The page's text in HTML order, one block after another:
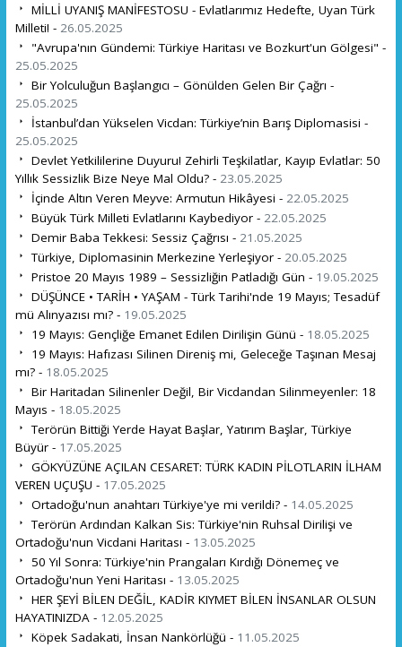
MİLLİ UYANIŞ MANİFESTOSU - Evlatlarımız Hedefte, Uyan Türk
Milleti! - 26.05.2025
"Avrupa'nın Gündemi: Türkiye Haritası ve Bozkurt'un Gölgesi" -
25.05.2025
Bir Yolculuğun Başlangıcı – Gönülden Gelen Bir Çağrı -
25.05.2025
İstanbul’dan Yükselen Vicdan: Türkiye’nin Barış Diplomasisi -
25.05.2025
Devlet Yetkililerine Duyuru! Zehirli Teşkilatlar, Kayıp Evlatlar: 50
Yıllık Sessizlik Bize Neye Mal Oldu? - 23.05.2025
İçinde Altın Veren Meyve: Armutun Hikâyesi - 22.05.2025
Büyük Türk Milleti Evlatlarını Kaybediyor - 22.05.2025
Demir Baba Tekkesi: Sessiz Çağrısı - 21.05.2025
Türkiye, Diplomasinin Merkezine Yerleşiyor - 20.05.2025
Pristoe 20 Mayıs 1989 – Sessizliğin Patladığı Gün - 19.05.2025
DÜŞÜNCE • TARİH • YAŞAM - Türk Tarihi'nde 19 Mayıs; Tesadüf
mü Alınyazısı mı? - 19.05.2025
19 Mayıs: Gençliğe Emanet Edilen Dirilişin Günü - 18.05.2025
19 Mayıs: Hafızası Silinen Direniş mi, Geleceğe Taşınan Mesaj
mı? - 18.05.2025
Bir Haritadan Silinenler Değil, Bir Vicdandan Silinmeyenler: 18
Mayıs - 18.05.2025
Terörün Bittiği Yerde Hayat Başlar, Yatırım Başlar, Türkiye
Büyür - 17.05.2025
GÖKYÜZÜNE AÇILAN CESARET: TÜRK KADIN PİLOTLARIN İLHAM
VEREN UÇUŞU - 17.05.2025
Ortadoğu'nun anahtarı Türkiye'ye mi verildi? - 14.05.2025
Terörün Ardından Kalkan Sis: Türkiye'nin Ruhsal Dirilişi ve
Ortadoğu'nun Vicdani Haritası - 13.05.2025
50 Yıl Sonra: Türkiye'nin Prangaları Kırdığı Dönemeç ve
Ortadoğu'nun Yeni Haritası - 13.05.2025
HER ŞEYİ BİLEN DEĞİL, KADİR KIYMET BİLEN İNSANLAR OLSUN
HAYATINIZDA - 12.05.2025
Köpek Sadakati, İnsan Nankörlüğü - 11.05.2025